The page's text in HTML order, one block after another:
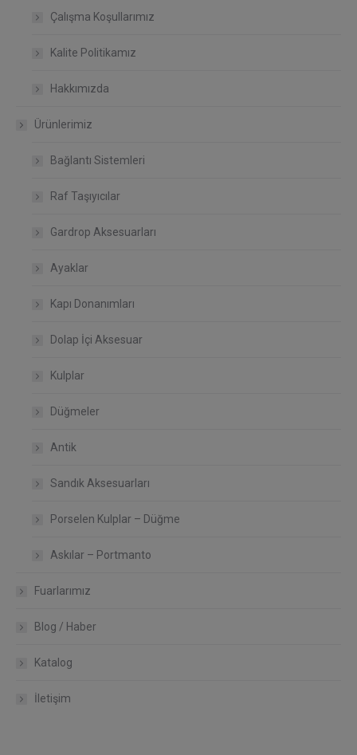
Çalışma Koşullarımız
Kalite Politikamız
Hakkımızda
Ürünlerimiz
Bağlantı Sistemleri
Raf Taşıyıcılar
Gardrop Aksesuarları
Ayaklar
Kapı Donanımları
Dolap İçi Aksesuar
Kulplar
Düğmeler
Antik
Sandık Aksesuarları
Porselen Kulplar – Düğme
Askılar – Portmanto
Fuarlarımız
Blog / Haber
Katalog
İletişim